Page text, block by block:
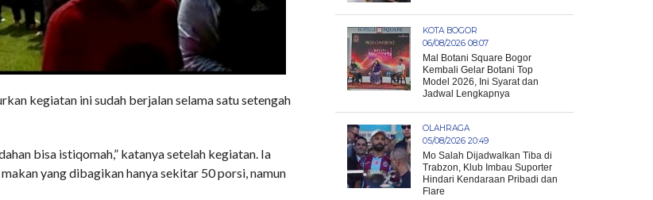
kegiatan ini sudah berjalan selama satu setengah
bisa istiqomah,” katanya setelah kegiatan. Ia
yang dibagikan hanya sekitar 50 porsi, namun
KOTA BOGOR
06/08/2026 08:07
Mal Botani Square Bogor
Kembali Gelar Botani Top
Model 2026, Ini Syarat dan
Jadwal Lengkapnya
OLAHRAGA
05/08/2026 20:49
Mo Salah Dijadwalkan Tiba di
Trabzon, Klub Imbau Suporter
Hindari Kendaraan Pribadi dan
Flare